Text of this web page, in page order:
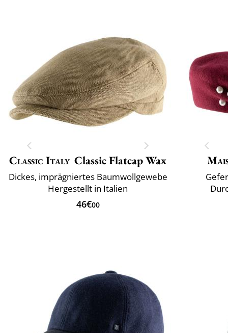
Classic Italy Classic Flatcap Wax
Dickes, imprägniertes Baumwollgewebe
Hergestellt in Italien
46€00